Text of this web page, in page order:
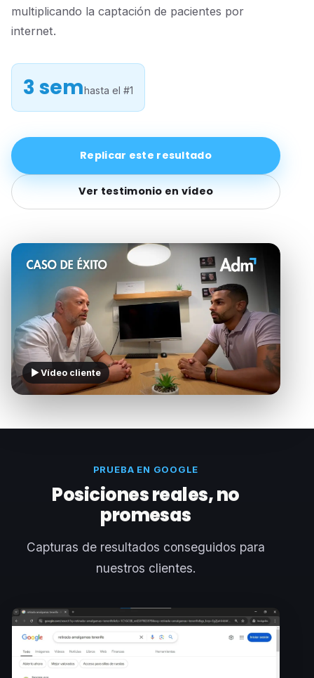
multiplicando la captación de pacientes por
internet.
3 semhasta el #1
Replicar este resultado
Ver testimonio en vídeo
▶ Vídeo cliente
PRUEBA EN GOOGLE
Posiciones reales, no
promesas
Capturas de resultados conseguidos para
nuestros clientes.